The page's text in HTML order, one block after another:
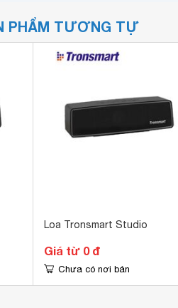
PHẨM TƯƠNG TỰ
Loa Tronsmart Studio
Giá từ 0 đ
Chưa có nơi bán